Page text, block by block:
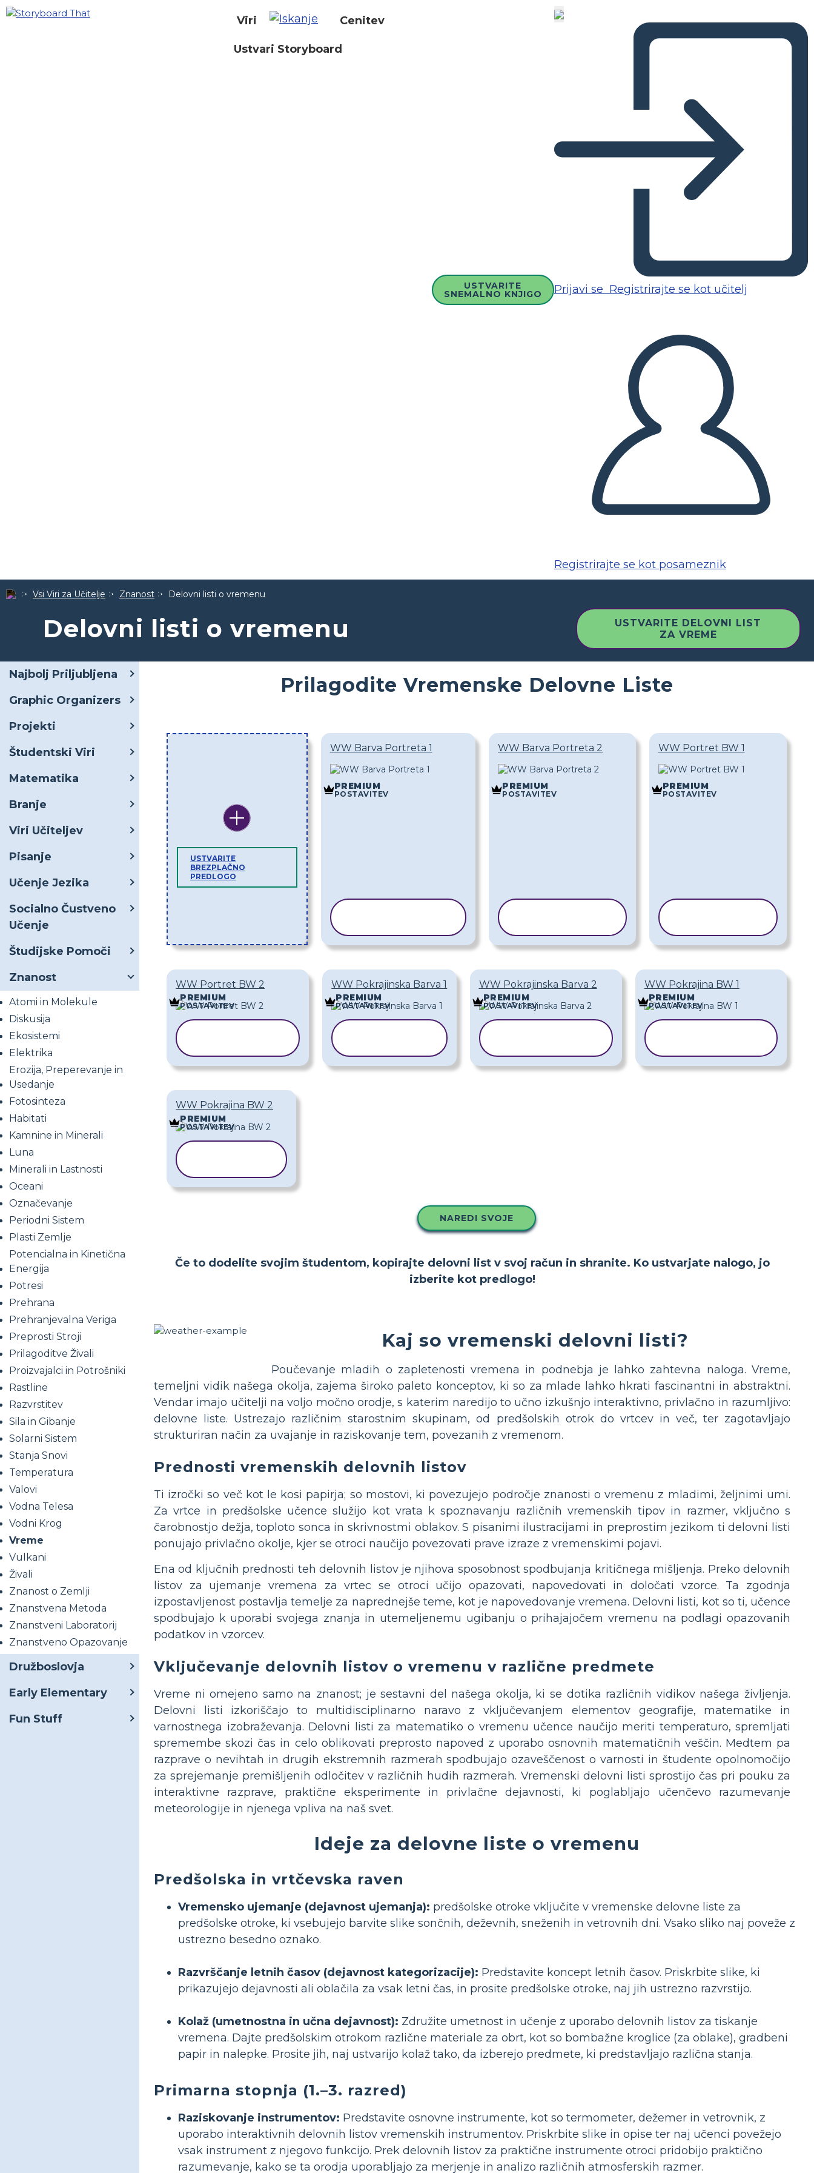
Viri Cenitev
Ustvari Storyboard
USTVARITE
SNEMALNO KNJIGO Prijavi se Registrirajte se kot učitelj
Registrirajte se kot posameznik
Vsi Viri za Učitelje Znanost Delovni listi o vremenu
Delovni listi o vremenu
USTVARITE DELOVNI LIST
ZA VREME
Najbolj Priljubljena
Graphic Organizers
Projekti
Študentski Viri
Matematika
Branje
Viri Učiteljev
Pisanje
Učenje Jezika
Socialno Čustveno
Učenje
Študijske Pomoči
Znanost
Atomi in Molekule
Diskusija
Ekosistemi
Elektrika
Erozija, Preperevanje in
Usedanje
Fotosinteza
Habitati
Kamnine in Minerali
Luna
Minerali in Lastnosti
Oceani
Označevanje
Periodni Sistem
Plasti Zemlje
Potencialna in Kinetična
Energija
Potresi
Prehrana
Prehranjevalna Veriga
Preprosti Stroji
Prilagoditve Živali
Proizvajalci in Potrošniki
Rastline
Razvrstitev
Sila in Gibanje
Solarni Sistem
Stanja Snovi
Temperatura
Valovi
Vodna Telesa
Vodni Krog
Vreme
Vulkani
Živali
Znanost o Zemlji
Znanstvena Metoda
Znanstveni Laboratorij
Znanstveno Opazovanje
Družboslovja
Early Elementary
Fun Stuff
Prilagodite Vremenske Delovne Liste
USTVARITE
BREZPLAČNO
PREDLOGO
WW Barva Portreta 1
PREMIUM
POSTAVITEV
WW Barva Portreta 2
PREMIUM
POSTAVITEV
WW Portret BW 1
PREMIUM
POSTAVITEV
WW Portret BW 2
PREMIUM
POSTAVITEV
WW Pokrajinska Barva 1
PREMIUM
POSTAVITEV
WW Pokrajinska Barva 2
PREMIUM
POSTAVITEV
WW Pokrajina BW 1
PREMIUM
POSTAVITEV
WW Pokrajina BW 2
PREMIUM
POSTAVITEV
NAREDI SVOJE
Če to dodelite svojim študentom, kopirajte delovni list v svoj račun in shranite. Ko ustvarjate nalogo, jo
izberite kot predlogo!
Kaj so vremenski delovni listi?
Poučevanje mladih o zapletenosti vremena in podnebja je lahko zahtevna naloga. Vreme,
temeljni vidik našega okolja, zajema široko paleto konceptov, ki so za mlade lahko hkrati fascinantni in abstraktni.
Vendar imajo učitelji na voljo močno orodje, s katerim naredijo to učno izkušnjo interaktivno, privlačno in razumljivo:
delovne liste. Ustrezajo različnim starostnim skupinam, od predšolskih otrok do vrtcev in več, ter zagotavljajo
strukturiran način za uvajanje in raziskovanje tem, povezanih z vremenom.
Prednosti vremenskih delovnih listov
Ti izročki so več kot le kosi papirja; so mostovi, ki povezujejo področje znanosti o vremenu z mladimi, željnimi umi.
Za vrtce in predšolske učence služijo kot vrata k spoznavanju različnih vremenskih tipov in razmer, vključno s
čarobnostjo dežja, toploto sonca in skrivnostmi oblakov. S pisanimi ilustracijami in preprostim jezikom ti delovni listi
ponujajo privlačno okolje, kjer se otroci naučijo povezovati prave izraze z vremenskimi pojavi.
Ena od ključnih prednosti teh delovnih listov je njihova sposobnost spodbujanja kritičnega mišljenja. Preko delovnih
listov za ujemanje vremena za vrtec se otroci učijo opazovati, napovedovati in določati vzorce. Ta zgodnja
izpostavljenost postavlja temelje za naprednejše teme, kot je napovedovanje vremena. Delovni listi, kot so ti, učence
spodbujajo k uporabi svojega znanja in utemeljenemu ugibanju o prihajajočem vremenu na podlagi opazovanih
podatkov in vzorcev.
Vključevanje delovnih listov o vremenu v različne predmete
Vreme ni omejeno samo na znanost; je sestavni del našega okolja, ki se dotika različnih vidikov našega življenja.
Delovni listi izkoriščajo to multidisciplinarno naravo z vključevanjem elementov geografije, matematike in
varnostnega izobraževanja. Delovni listi za matematiko o vremenu učence naučijo meriti temperaturo, spremljati
spremembe skozi čas in celo oblikovati preprosto napoved z uporabo osnovnih matematičnih veščin. Medtem pa
razprave o nevihtah in drugih ekstremnih razmerah spodbujajo ozaveščenost o varnosti in študente opolnomočijo
za sprejemanje premišljenih odločitev v različnih hudih razmerah. Vremenski delovni listi sprostijo čas pri pouku za
interaktivne razprave, praktične eksperimente in privlačne dejavnosti, ki poglabljajo učenčevo razumevanje
meteorologije in njenega vpliva na naš svet.
Ideje za delovne liste o vremenu
Predšolska in vrtčevska raven
Vremensko ujemanje (dejavnost ujemanja): predšolske otroke vključite v vremenske delovne liste za
predšolske otroke, ki vsebujejo barvite slike sončnih, deževnih, sneženih in vetrovnih dni. Vsako sliko naj poveže z
ustrezno besedno oznako.
Razvrščanje letnih časov (dejavnost kategorizacije): Predstavite koncept letnih časov. Priskrbite slike, ki
prikazujejo dejavnosti ali oblačila za vsak letni čas, in prosite predšolske otroke, naj jih ustrezno razvrstijo.
Kolaž (umetnostna in učna dejavnost): Združite umetnost in učenje z uporabo delovnih listov za tiskanje
vremena. Dajte predšolskim otrokom različne materiale za obrt, kot so bombažne kroglice (za oblake), gradbeni
papir in nalepke. Prosite jih, naj ustvarijo kolaž tako, da izberejo predmete, ki predstavljajo različna stanja.
Primarna stopnja (1.–3. razred)
Raziskovanje instrumentov: Predstavite osnovne instrumente, kot so termometer, dežemer in vetrovnik, z
uporabo interaktivnih delovnih listov vremenskih instrumentov. Priskrbite slike in opise ter naj učenci povežejo
vsak instrument z njegovo funkcijo. Prek delovnih listov za praktične instrumente otroci pridobijo praktično
razumevanje, kako se ta orodja uporabljajo za merjenje in analizo različnih atmosferskih razmer.